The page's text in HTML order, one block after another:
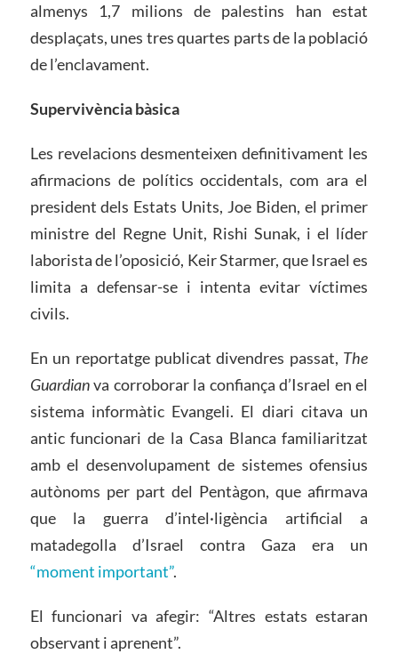
almenys 1,7 milions de palestins han estat
desplaçats, unes tres quartes parts de la població
de l’enclavament.
Supervivència bàsica
Les revelacions desmenteixen definitivament les
afirmacions de polítics occidentals, com ara el
president dels Estats Units, Joe Biden, el primer
ministre del Regne Unit, Rishi Sunak, i el líder
laborista de l’oposició, Keir Starmer, que Israel es
limita a defensar-se i intenta evitar víctimes
civils.
En un reportatge publicat divendres passat, The
Guardianva corroborar la confiança d’Israel en el
sistema informàtic Evangeli. El diari citava un
antic funcionari de la Casa Blanca familiaritzat
amb el desenvolupament de sistemes ofensius
autònoms per part del Pentàgon, que afirmava
que la guerra d’intel·ligència artificial a
matadegolla d’Israel contra Gaza era un
“moment important”.
El funcionari va afegir: “Altres estats estaran
observant i aprenent”.